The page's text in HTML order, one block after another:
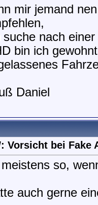
mir jemand
suche nach
bin ich
Daniel
Vorsicht bei Fake
meistens so,
auch gerne